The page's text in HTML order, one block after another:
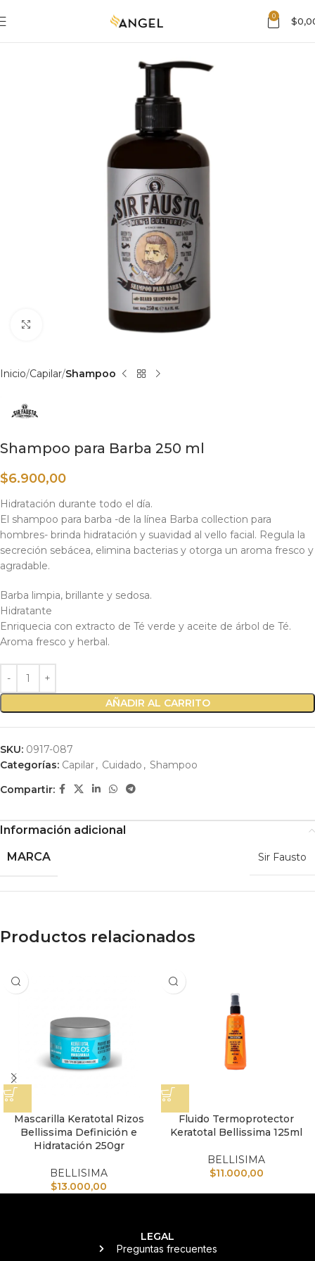
0 $
Haga clic para ampliar
Inicio Capilar Shampoo
Shampoo para Barba 250 ml
$6.900,00
Hidratación durante todo el día.
El shampoo para barba -de la línea Barba collection para
hombres- brinda hidratación y suavidad al vello facial. Regula la
secreción sebácea, elimina bacterias y otorga un aroma fresco y
agradable.
Barba limpia, brillante y sedosa.
Hidratante
Enriquecia con extracto de Té verde y aceite de árbol de Té.
Aroma fresco y herbal.
AÑADIR AL CARRITO
SKU: 0917-087
Categorías: Capilar, Cuidado , Shampoo
Compartir:
Información adicional
MARCA
Sir Fausto
Productos relacionados
Mascarilla Keratotal Rizos
Bellissima Definición e
Hidratación 250gr
BELLISIMA
$13.000,00
Fluido Termoprotector
Keratotal Bellissima 125ml
BELLISIMA
$11.000,00
LEGAL
Preguntas frecuentes